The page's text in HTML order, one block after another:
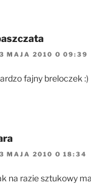
MAJA 2010 O 09:39
fajny breloczek :)
MAJA 2010 O 18:34
na razie sztukowy